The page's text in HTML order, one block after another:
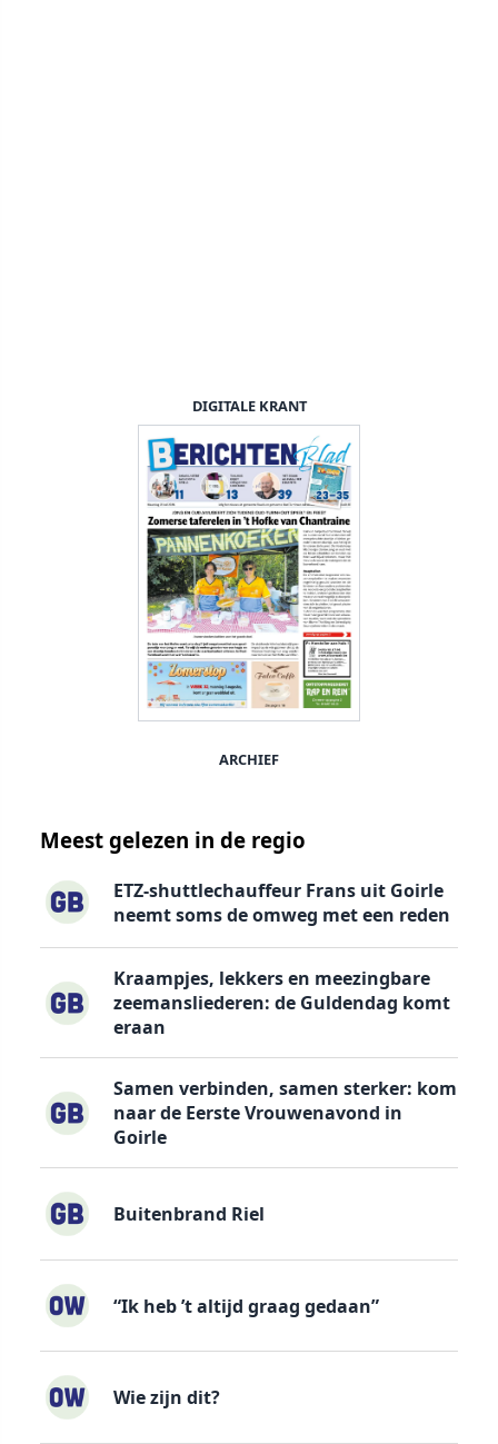
DIGITALE KRANT
ARCHIEF
Meest gelezen in de regio
ETZ-shuttlechauffeur Frans uit Goirle
neemt soms de omweg met een reden
Kraampjes, lekkers en meezingbare
zeemansliederen: de Guldendag komt
eraan
Samen verbinden, samen sterker: kom
naar de Eerste Vrouwenavond in
Goirle
Buitenbrand Riel
“Ik heb ’t altijd graag gedaan”
Wie zijn dit?